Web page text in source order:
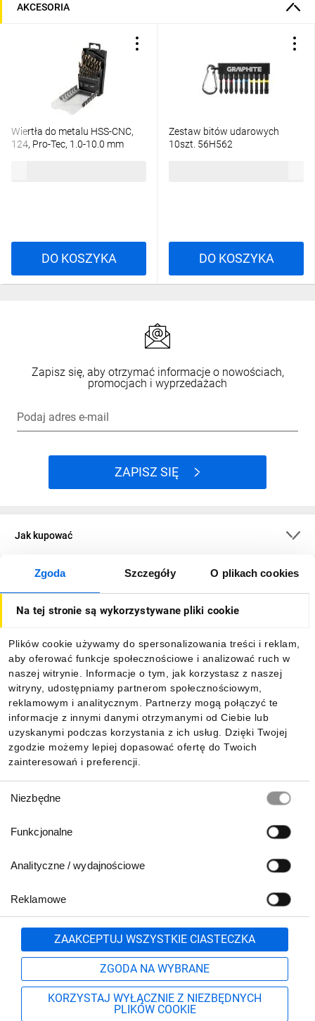
Zgoda Szczegóły O plikach cookies
Na tej stronie są wykorzystywane pliki cookie
Plików cookie używamy do spersonalizowania treści i reklam,
aby oferować funkcje społecznościowe i analizować ruch w
naszej witrynie. Informacje o tym, jak korzystasz z naszej
witryny, udostępniamy partnerom społecznościowym,
reklamowym i analitycznym. Partnerzy mogą połączyć te
informacje z innymi danymi otrzymanymi od Ciebie lub
uzyskanymi podczas korzystania z ich usług. Dzięki Twojej
zgodzie możemy lepiej dopasować ofertę do Twoich
zainteresowań i preferencji.
zgody
Niezbędne
Funkcjonalne
Analityczne / wydajnościowe
Reklamowe
ZAAKCEPTUJ WSZYSTKIE CIASTECZKA
ZGODA NA WYBRANE
KORZYSTAJ WYŁĄCZNIE Z NIEZBĘDNYCH
PLIKÓW COOKIE
AKCESORIA
Wiertła do metalu HSS-CNC,
124, Pro-Tec, 1.0-10.0 mm
DO KOSZYKA
Zestaw bitów udarowych
10szt. 56H562
DO KOSZYKA
Zapisz się, aby otrzymać informacje o nowościach,
promocjach i wyprzedażach
Podaj adres e-mail
ZAPISZ SIĘ
Jak kupować
O firmie
Informacje
Pobierz naszą aplikację mobilną:
801 500 700 lub
71 37 61 600
Formularz kontaktowy